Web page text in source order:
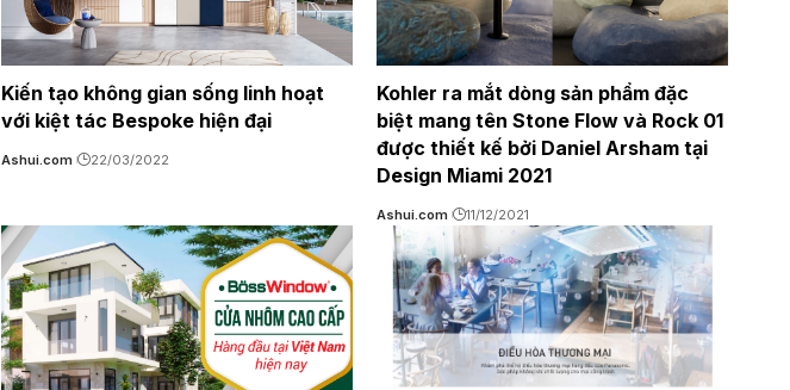
Kiến tạo không gian sống linh hoạt
với kiệt tác Bespoke hiện đại
Ashui.com 22/03/2022
Kohler ra mắt dòng sản phẩm đặc
biệt mang tên Stone Flow và Rock 01
được thiết kế bởi Daniel Arsham tại
Design Miami 2021
Ashui.com 11/12/2021